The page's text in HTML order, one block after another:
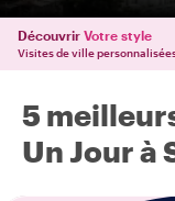
Découvrir Votre style
Visites de ville
5
Un Jour à